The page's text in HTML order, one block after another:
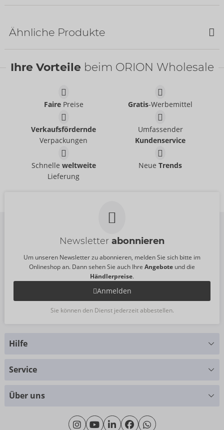
- ORION Brand
20500801001
Paddel aus Leder
- ORION Brand
Ohne Verkaufsverpackung
20406201000
44,95 €
Ähnliche Produkte
Harness-Set aus Leder
- ORION Brand
Harness-Set
Ihre Vorteile beim ORION Wholesale
FairePreise Gratis-Werbemittel
Verkaufsfördernde
Verpackungen
Umfassender
Kundenservice
Schnelle weltweite
Lieferung
NeueTrends
Newsletter abonnieren
Um unseren Newsletter zu abonnieren, melden Sie sich bitte im
Onlineshop an. Dann sehen Sie auch Ihre Angebote und die
Händlerpreise.
Anmelden
Sie können den Dienst jederzeit abbestellen.
Hilfe
Montag - Donnerstag: 09:00 - 16:00 Uhr
Freitag: 09:00 - 15:00 Uhr
Service
Über uns
Wir über uns